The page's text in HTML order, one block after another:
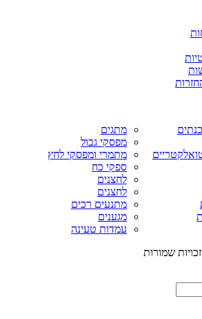
מתגים
מפסקי גבול
מתמרי ומפסקי לחץ
ספקי כח
לחצנים
לחצנים
מתנעים רכים
מגענים
עמדות טעינה
שמורות